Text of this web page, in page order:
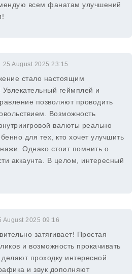
всем фанатам улучшений
25 August 2025 23:15
стало настоящим
Увлекательный геймплей и
позволяют проводить
Возможность
валюты реально
для тех, кто хочет улучшить
Однако стоит помнить о
аккаунта. В целом, интересный
August 2025 09:16
затягивает! Простая
и возможность прокачивать
проходку интересной.
и звук дополняют